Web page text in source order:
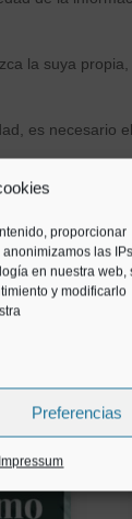
proporcionar
las IPs
en nuestra web,
y modificarlo
Preferencias
Impressum
la suya
es necesario
que el
los niños puedan
del Reglamento
en
sólo
pueden ser